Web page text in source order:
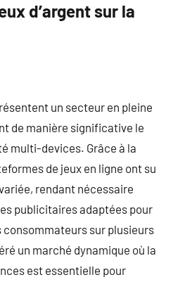
d’argent sur la
un secteur en pleine
de manière significative le
multi-devices. Grâce à la
de jeux en ligne ont su
rendant nécessaire
publicitaires adaptées pour
consommateurs sur plusieurs
un marché dynamique où la
est essentielle pour